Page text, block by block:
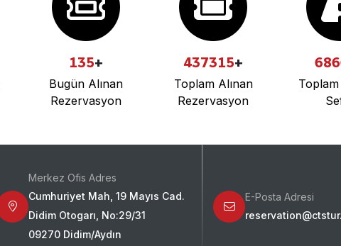
135+
Bugün Alınan
Rezervasyon
437315+
Toplam Alınan
Rezervasyon
Toplam
Merkez Ofis Adres
Cumhuriyet Mah, 19 Mayıs Cad.
Didim Otogarı, No:29/31
09270 Didim/Aydın
E-Posta Adresi